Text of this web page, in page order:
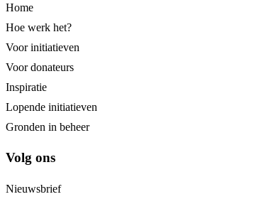
Home
Hoe werk het?
Voor initiatieven
Voor donateurs
Inspiratie
Lopende initiatieven
Gronden in beheer
Volg ons
Nieuwsbrief